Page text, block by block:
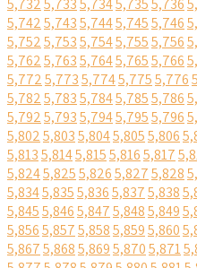
5,7325,7335,7345,7355,736
5,7425,7435,7445,7455,746
5,7525,7535,7545,7555,756
5,7625,7635,7645,7655,766
5,7725,7735,7745,7755,776
5,7825,7835,7845,7855,786
5,7925,7935,7945,7955,796
5,8025,8035,8045,8055,806
5,8135,8145,8155,8165,817
5,8245,8255,8265,8275,828
5,8345,8355,8365,8375,838
5,8455,8465,8475,8485,849
5,8565,8575,8585,8595,860
5,8675,8685,8695,8705,871